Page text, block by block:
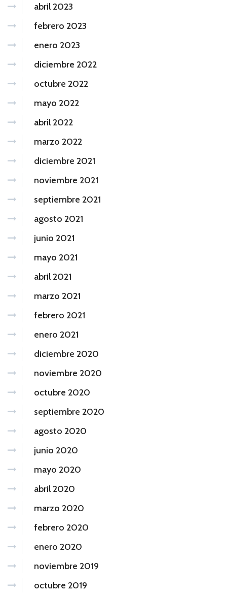
abril 2023
febrero 2023
enero 2023
diciembre 2022
octubre 2022
mayo 2022
abril 2022
marzo 2022
diciembre 2021
noviembre 2021
septiembre 2021
agosto 2021
junio 2021
mayo 2021
abril 2021
marzo 2021
febrero 2021
enero 2021
diciembre 2020
noviembre 2020
octubre 2020
septiembre 2020
agosto 2020
junio 2020
mayo 2020
abril 2020
marzo 2020
febrero 2020
enero 2020
noviembre 2019
octubre 2019